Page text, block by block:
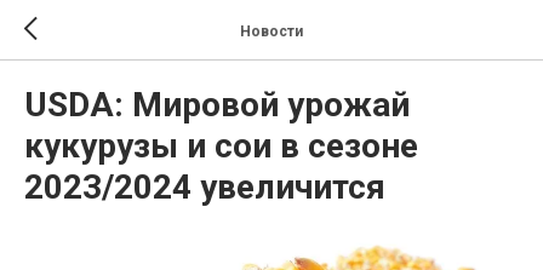
Новости
USDA: Мировой урожай
кукурузы и сои в сезоне
2023/2024 увеличится